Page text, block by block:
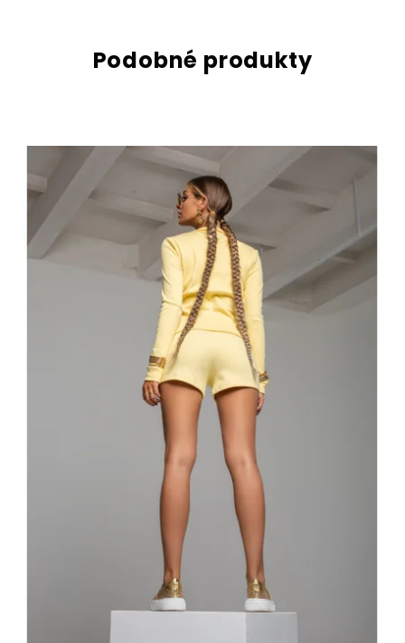
Podobné produkty